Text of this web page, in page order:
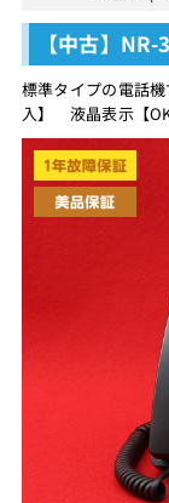
【中古】
標準タイプの電話
入】 液晶表示【OK